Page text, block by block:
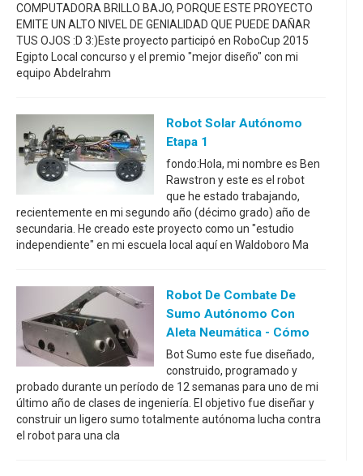
COMPUTADORA BRILLO BAJO, PORQUE ESTE PROYECTO
EMITE UN ALTO NIVEL DE GENIALIDAD QUE PUEDE DAÑAR
TUS OJOS :D 3:)Este proyecto participó en RoboCup 2015
Egipto Local concurso y el premio "mejor diseño" con mi
equipo Abdelrahm
Robot Solar Autónomo
Etapa 1
fondo:Hola, mi nombre es Ben
Rawstron y este es el robot
que he estado trabajando,
recientemente en mi segundo año (décimo grado) año de
secundaria. He creado este proyecto como un "estudio
independiente" en mi escuela local aquí en Waldoboro Ma
Robot De Combate De
Sumo Autónomo Con
Aleta Neumática - Cómo
Bot Sumo este fue diseñado,
construido, programado y
probado durante un período de 12 semanas para uno de mi
último año de clases de ingeniería. El objetivo fue diseñar y
construir un ligero sumo totalmente autónoma lucha contra
el robot para una cla